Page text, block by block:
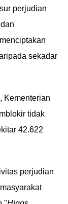
perjudian
sekadar
Kementerian
tidak
42.622
perjudian